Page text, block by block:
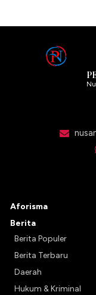
Aforisma
Berita
Berita Populer
Berita Terbaru
Daerah
Hukum & Kriminal